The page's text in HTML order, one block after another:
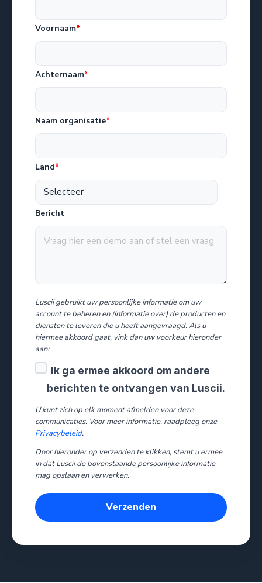
Voornaam*
Achternaam*
Naam organisatie*
Land*
Bericht
Luscii gebruikt uw persoonlijke informatie om uw
account te beheren en (informatie over) de producten en
diensten te leveren die u heeft aangevraagd. Als u
hiermee akkoord gaat, vink dan uw voorkeur hieronder
aan:
Ik ga ermee akkoord om andere
berichten te ontvangen van Luscii.
U kunt zich op elk moment afmelden voor deze
communicaties. Voor meer informatie, raadpleeg onze
Privacybeleid.
Door hieronder op verzenden te klikken, stemt u ermee
in dat Luscii de bovenstaande persoonlijke informatie
mag opslaan en verwerken.